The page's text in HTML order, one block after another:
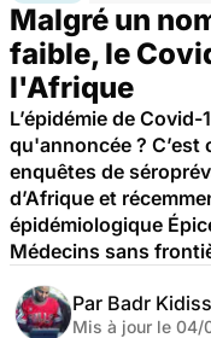
Malgré un
faible, le
l'Afrique
L’épidémie de
qu'annoncée ?
enquêtes de
d’Afrique et
épidémiologique
Médecins sans
Par Badr Kidiss
Mis à jour le 04/